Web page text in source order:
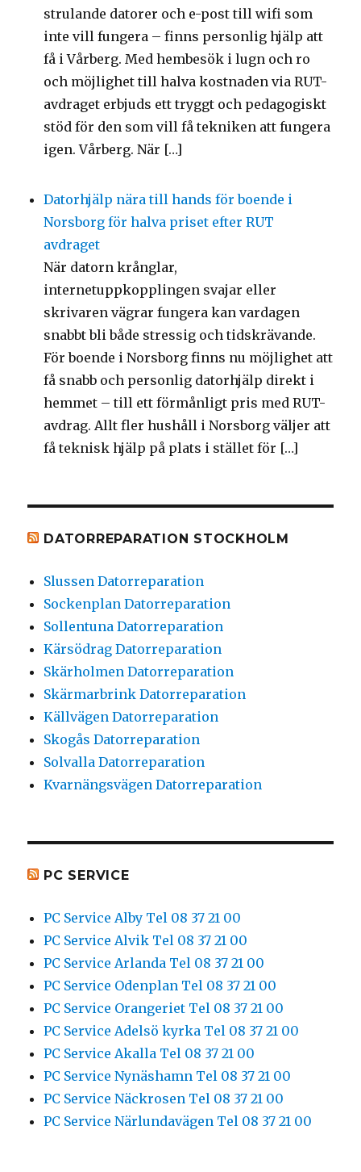
strulande datorer och e-post till wifi som
inte vill fungera – finns personlig hjälp att
få i Vårberg. Med hembesök i lugn och ro
och möjlighet till halva kostnaden via RUT-
avdraget erbjuds ett tryggt och pedagogiskt
stöd för den som vill få tekniken att fungera
igen. Vårberg. När […]
Datorhjälp nära till hands för boende i
Norsborg för halva priset efter RUT
avdraget
När datorn krånglar,
internetuppkopplingen svajar eller
skrivaren vägrar fungera kan vardagen
snabbt bli både stressig och tidskrävande.
För boende i Norsborg finns nu möjlighet att
få snabb och personlig datorhjälp direkt i
hemmet – till ett förmånligt pris med RUT-
avdrag. Allt fler hushåll i Norsborg väljer att
få teknisk hjälp på plats i stället för […]
DATORREPARATION STOCKHOLM
Slussen Datorreparation
Sockenplan Datorreparation
Sollentuna Datorreparation
Kärsödrag Datorreparation
Skärholmen Datorreparation
Skärmarbrink Datorreparation
Källvägen Datorreparation
Skogås Datorreparation
Solvalla Datorreparation
Kvarnängsvägen Datorreparation
PC SERVICE
PC Service Alby Tel 08 37 21 00
PC Service Alvik Tel 08 37 21 00
PC Service Arlanda Tel 08 37 21 00
PC Service Odenplan Tel 08 37 21 00
PC Service Orangeriet Tel 08 37 21 00
PC Service Adelsö kyrka Tel 08 37 21 00
PC Service Akalla Tel 08 37 21 00
PC Service Nynäshamn Tel 08 37 21 00
PC Service Näckrosen Tel 08 37 21 00
PC Service Närlundavägen Tel 08 37 21 00